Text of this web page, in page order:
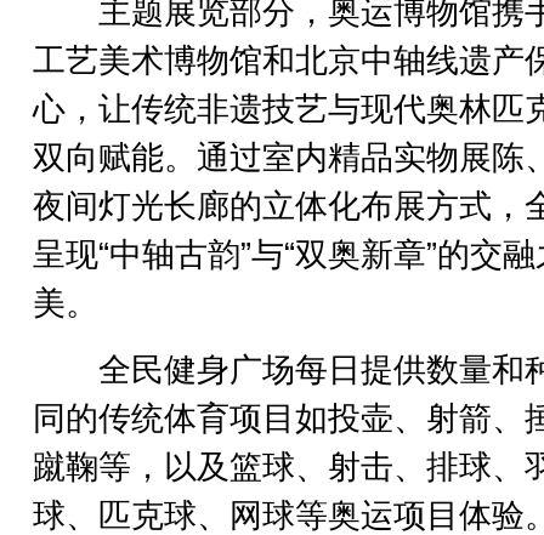
主题展览部分，奥运博物馆携
工艺美术博物馆和北京中轴线遗产
心，让传统非遗技艺与现代奥林匹
双向赋能。通过室内精品实物展陈
夜间灯光长廊的立体化布展方式，
呈现“中轴古韵”与“双奥新章”的交
美。
全民健身广场每日提供数量和
同的传统体育项目如投壶、射箭、
蹴鞠等，以及篮球、射击、排球、
球、匹克球、网球等奥运项目体验